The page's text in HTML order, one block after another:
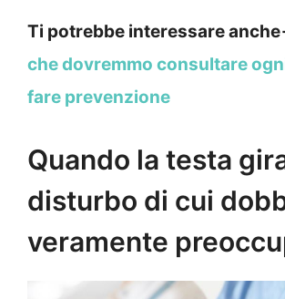
Ti potrebbe interessare
che dovremmo consultare
fare prevenzione
Quando la testa
disturbo di cui
veramente